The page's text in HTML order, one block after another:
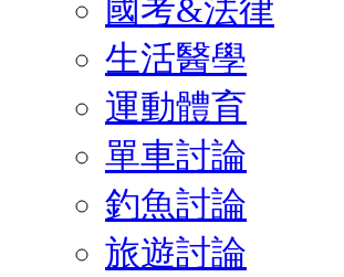
國考&法律
生活醫學
運動體育
單車討論
釣魚討論
旅遊討論